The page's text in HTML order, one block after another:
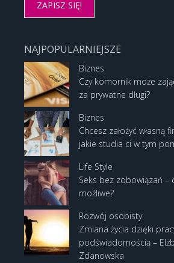
NAJPOPULARNIEJSZE
Biznes
Czy komornik może
za prywatne długi?
Biznes
Chcesz założyć własną
jakie studia ci w tym
Life Style
Seks bez zobowiązań –
możliwe?
Rozwój osobisty
Zmiana życia dzięki
podświadomością –
Zdanowska